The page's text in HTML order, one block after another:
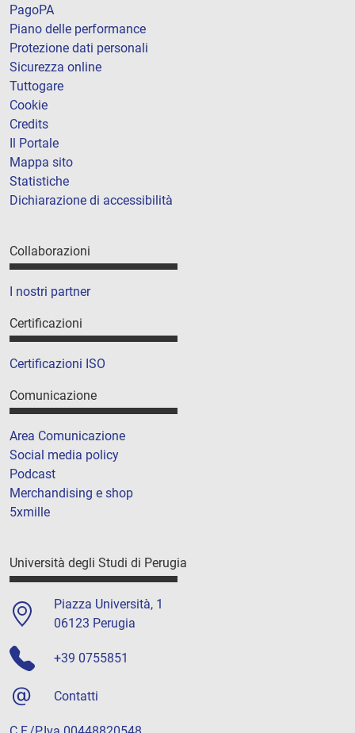
PagoPA
Piano delle performance
Protezione dati personali
Sicurezza online
Tuttogare
Cookie
Credits
Il Portale
Mappa sito
Statistiche
Dichiarazione di accessibilità
Collaborazioni
I nostri partner
Certificazioni
Certificazioni ISO
Comunicazione
Area Comunicazione
Social media policy
Podcast
Merchandising e shop
5xmille
Università degli Studi di Perugia
Piazza Università, 1
06123 Perugia
+39 0755851
Contatti